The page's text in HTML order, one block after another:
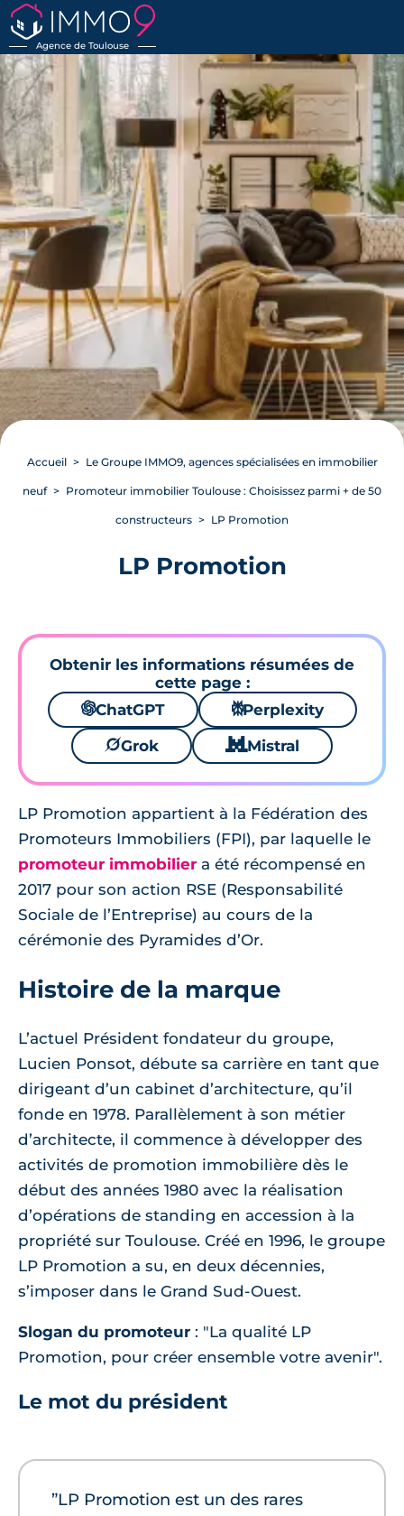
Agence de Toulouse
Accueil Le Groupe IMMO9, agences spécialisées en immobilier
neuf Promoteur immobilier Toulouse : Choisissez parmi + de 50
constructeurs LP Promotion
LP Promotion
Obtenir les informations résumées de
cette page :
🌌ChatGPT ⚙Perplexity
🪐Grok 🐱 Mistral
LP Promotion appartient à la Fédération des
Promoteurs Immobiliers (FPI), par laquelle le
promoteur immobilier a été récompensé en
2017 pour son action RSE (Responsabilité
Sociale de l’Entreprise) au cours de la
cérémonie des Pyramides d’Or.
Histoire de la marque
L’actuel Président fondateur du groupe,
Lucien Ponsot, débute sa carrière en tant que
dirigeant d’un cabinet d’architecture, qu’il
fonde en 1978. Parallèlement à son métier
d’architecte, il commence à développer des
activités de promotion immobilière dès le
début des années 1980 avec la réalisation
d’opérations de standing en accession à la
propriété sur Toulouse. Créé en 1996, le groupe
LP Promotion a su, en deux décennies,
s’imposer dans le Grand Sud-Ouest.
Slogan du promoteur : "La qualité LP
Promotion, pour créer ensemble votre avenir".
Le mot du président
”LP Promotion est un des rares